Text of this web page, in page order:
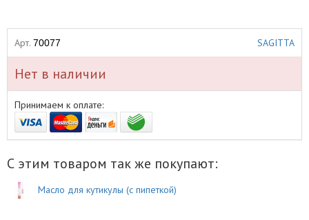
Арт. 70077 SAGITTA
Нет в наличии
Принимаем к оплате:
С этим товаром так же покупают:
Масло для кутикулы (с пипеткой)